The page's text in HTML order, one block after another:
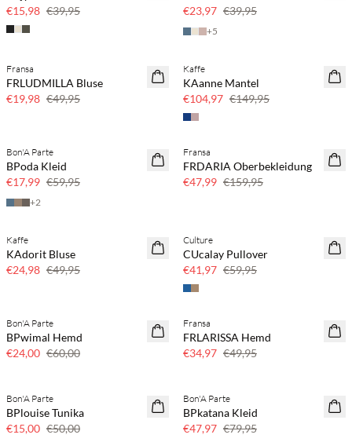
€15,98 €39,95
€23,97 €39,95
+5
60 % Rabatt
Fransa
FRLUDMILLA Bluse
€19,98 €49,95
30 % Rabatt
Kaffe
KAanne Mantel
€104,97 €149,95
70 % Rabatt
Bon'A Parte
BPoda Kleid
€17,99 €59,95
+2
70 % Rabatt
Fransa
FRDARIA Oberbekleidung
€47,99 €159,95
50 % Rabatt
Kaffe
KAdorit Bluse
€24,98 €49,95
30 % Rabatt
Culture
CUcalay Pullover
€41,97 €59,95
60 % Rabatt
Bon'A Parte
BPwimal Hemd
€24,00 €60,00
30 % Rabatt
Fransa
FRLARISSA Hemd
€34,97 €49,95
70 % Rabatt
Bon'A Parte
BPlouise Tunika
€15,00 €50,00
40 % Rabatt
Bon'A Parte
BPkatana Kleid
€47,97 €79,95